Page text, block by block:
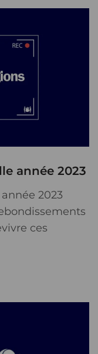
année 2023
2023
ces